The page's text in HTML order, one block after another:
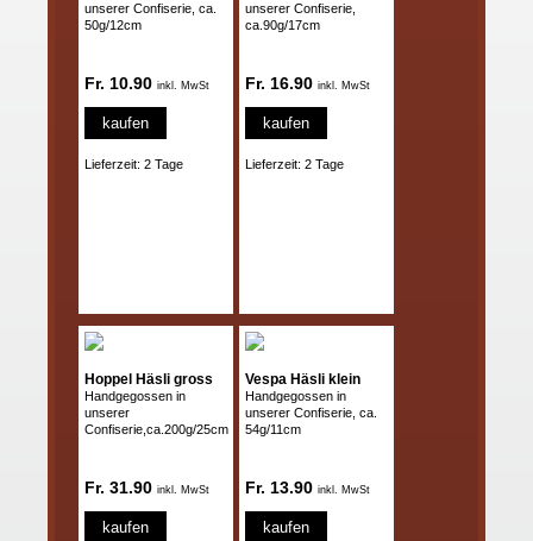
unserer Confiserie, ca.
50g/12cm
Fr. 10.90 inkl. MwSt
kaufen
Lieferzeit: 2 Tage
unserer Confiserie,
ca.90g/17cm
Fr. 16.90 inkl. MwSt
kaufen
Lieferzeit: 2 Tage
Hoppel Häsli gross
Handgegossen in
unserer
Confiserie,ca.200g/25cm
Fr. 31.90 inkl. MwSt
kaufen
Vespa Häsli klein
Handgegossen in
unserer Confiserie, ca.
54g/11cm
Fr. 13.90 inkl. MwSt
kaufen